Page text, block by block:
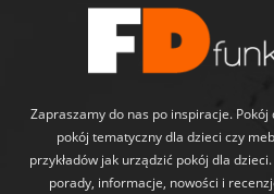
Zapraszamy do nas po inspiracje.
pokój tematyczny dla dzieci czy
przykładów jak urządzić pokój dla
porady, informacje, nowości i